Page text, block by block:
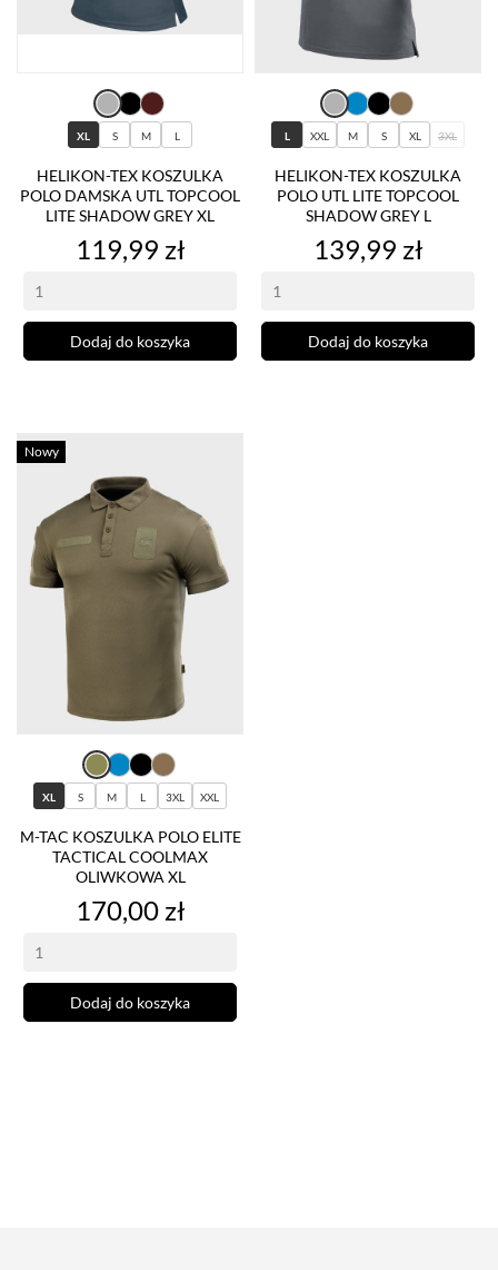
XL S M L
HELIKON-TEX KOSZULKA
POLO DAMSKA UTL TOPCOOL
LITE SHADOW GREY XL
Cena
119,99 zł
Dodaj do koszyka
L XXL M S XL 3XL
HELIKON-TEX KOSZULKA
POLO UTL LITE TOPCOOL
SHADOW GREY L
Cena
139,99 zł
Dodaj do koszyka
XL S M L 3XL XXL
M-TAC KOSZULKA POLO ELITE
TACTICAL COOLMAX
OLIWKOWA XL
Cena
170,00 zł
Dodaj do koszyka
Nowy